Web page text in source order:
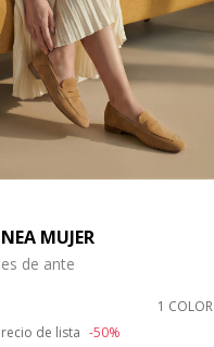
MUJER
de ante
1 COLOR
from
de lista -50%